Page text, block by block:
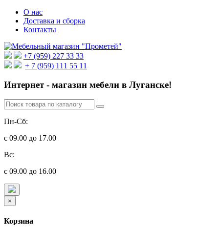
О нас
Доставка и сборка
Контакты
+7 (959) 227 33 33
+ 7 (959) 111 55 11
Интернет - магазин мебели в Луганске!
Пн-Сб:
с 09.00 до 17.00
Вс:
с 09.00 до 16.00
×
Корзина